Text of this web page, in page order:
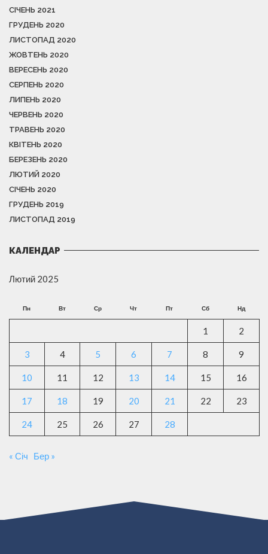
СІЧЕНЬ 2021
ГРУДЕНЬ 2020
ЛИСТОПАД 2020
ЖОВТЕНЬ 2020
ВЕРЕСЕНЬ 2020
СЕРПЕНЬ 2020
ЛИПЕНЬ 2020
ЧЕРВЕНЬ 2020
ТРАВЕНЬ 2020
КВІТЕНЬ 2020
БЕРЕЗЕНЬ 2020
ЛЮТИЙ 2020
СІЧЕНЬ 2020
ГРУДЕНЬ 2019
ЛИСТОПАД 2019
КАЛЕНДАР
Лютий 2025
Пн Вт Ср Чт Пт Сб Нд
1 2
3 4 5 6 7 8 9
10 11 12 13 14 15 16
17 18 19 20 21 22 23
24 25 26 27 28
« Січ Бер »